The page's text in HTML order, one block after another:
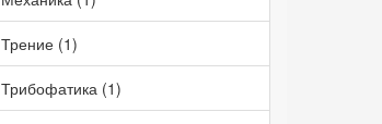
Трение (1)
Трибофатика (1)